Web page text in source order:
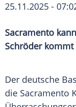
25.11.2025 -
Sacramento
Schröder
Der deutsche
die Sacramento